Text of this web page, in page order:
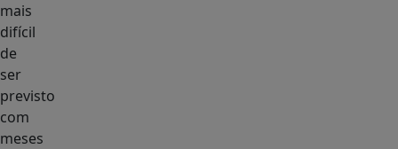
mais
difícil
de
ser
previsto
com
meses